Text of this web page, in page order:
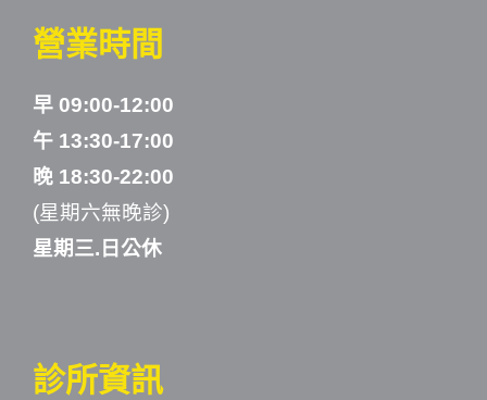
營業時間
早 09:00-12:00
午 13:30-17:00
晚 18:30-22:00
(星期六無晚診)
星期三.日公休
診所資訊